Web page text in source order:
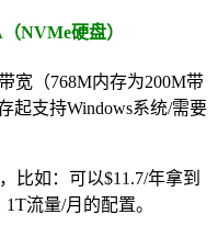
NVMe硬盘）
宽（768M内存为200M带
起支持Windows系统/需要
比如：可以$11.7/年拿到
流量/月的配置。